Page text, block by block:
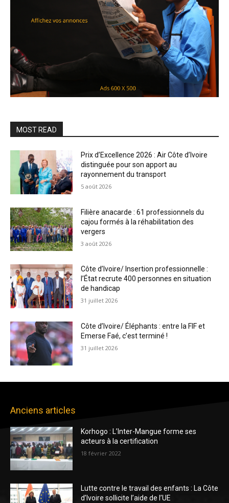
MOST READ
Prix d’Excellence 2026 : Air Côte d’Ivoire
distinguée pour son apport au
rayonnement du transport
5 août 2026
Filière anacarde : 61 professionnels du
cajou formés à la réhabilitation des
vergers
3 août 2026
Côte d’Ivoire/ Insertion professionnelle :
l’État recrute 400 personnes en situation
de handicap
31 juillet 2026
Côte d’Ivoire/ Éléphants : entre la FIF et
Emerse Faé, c’est terminé !
31 juillet 2026
Anciens articles
Korhogo : L’Inter-Mangue forme ses
acteurs à la certification
18 février 2022
Lutte contre le travail des enfants : La Côte
d’Ivoire sollicite l’aide de l’UE